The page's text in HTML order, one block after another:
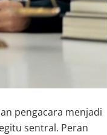
pengacara menjadi
sentral. Peran